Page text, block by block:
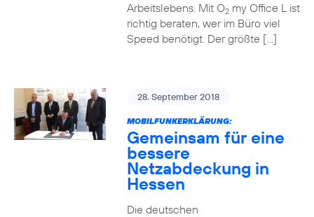
Arbeitslebens. Mit O2my Office L ist
richtig beraten, wer im Büro viel
Speed benötigt. Der größte […]
28. September 2018
MOBILFUNKERKLÄRUNG:
Gemeinsam für eine
bessere
Netzabdeckung in
Hessen
Die deutschen